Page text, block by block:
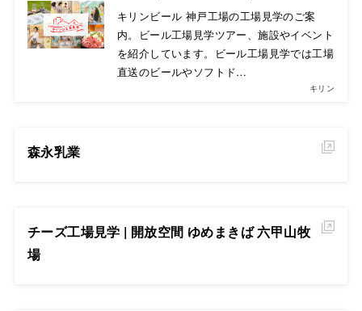
キリンビール 神戸工場の工場見学のご案
内。ビール工場見学ツアー、施設やイベント
を紹介しています。ビール工場見学では工場
直送のビールやソフトド…
キリン
森永乳業
チーズ工場見学 | 開放空間 ゆめまきば 六甲山牧
場